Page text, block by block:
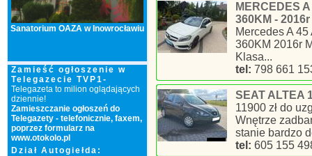
Sanatorium OAZA w Inowrocławiu
Zamieść ogłoszenie w
Telegazecie TVP1-
Telegazeta to milion oglądających
dziennie!
Zamieszczanie ogłoszeń do
Telegazety - telefonicznie, faxem,
poprzez formularz na
www.otokolo.pl
Dział Autogiełda:
MERCEDES
360KM - 2016r
Mercedes A
360KM 2016r
Klasa...
tel: 798 661
SEAT ALTEA
11900 zł do
Wnętrze
stanie bardzo
tel: 605 155